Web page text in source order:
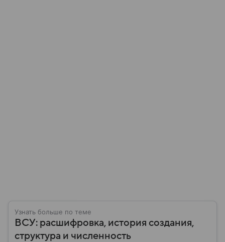
Узнать больше по теме
ВСУ: расшифровка, история создания,
структура и численность